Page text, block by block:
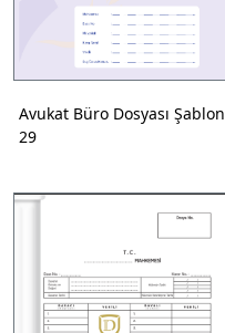
Avukat Büro Dosyası Şablon
29